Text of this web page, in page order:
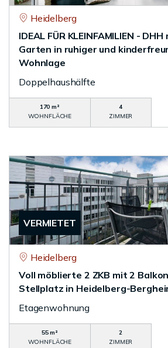
Heidelberg
IDEAL FÜR KLEINFAMILIEN -
Garten in ruhiger und
Wohnlage
Doppelhaushälfte
170 m²
WOHNFLÄCHE
4
ZIMMER
VERMIETET
Heidelberg
Voll möblierte 2 ZKB mit 2
Stellplatz in Heidelberg-
Etagenwohnung
55 m²
WOHNFLÄCHE
2
ZIMMER